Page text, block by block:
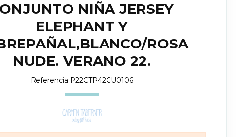
NIÑA JERSEY
ELEPHANT Y
ROSA
NUDE. VERANO 22.
Referencia P22CTP42CU0106